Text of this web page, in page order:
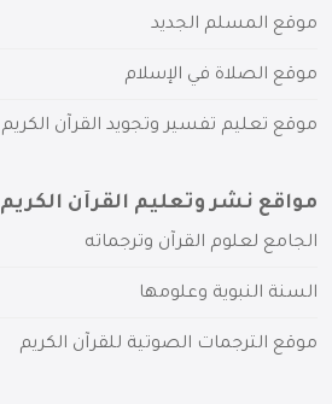
موقع المسلم الجديد
موقع الصلاة في الإسلام
موقع تعليم تفسير وتجويد القرآن الكريم
مواقع نشر وتعليم القرآن الكريم
الجامع لعلوم القرآن وترجماته
السنة النبوية وعلومها
موقع الترجمات الصوتية للقرآن الكريم